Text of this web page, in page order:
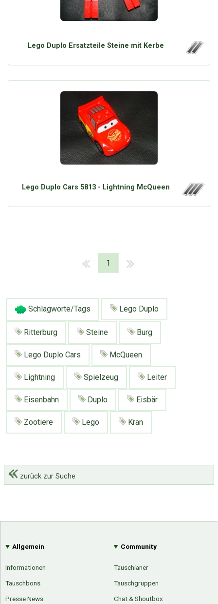
Mit Email TwitterÜber Tauschbu↔de
Mediadaten
Presse News
Erweitere Suche
Suchanfragen
Lego Duplo Ersatzteile Steine mit Kerbe
Lego Duplo Cars 5813 - Lightning McQueen
1
Schlagworte/Tags Lego Duplo
Ritterburg Steine Burg
Lego Duplo Cars McQueen
Lightning Spielzeug Leiter
Eisenbahn Duplo Eisbär
Zootiere Lego Kran
zurück zur Suche
Allgemein
Informationen
Tauschbons
Presse News
Community
Tauschianer
Tauschgruppen
Chat & Shoutbox